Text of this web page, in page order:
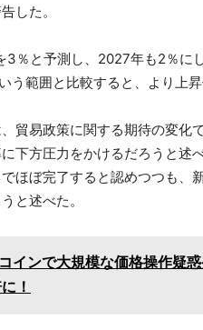
した。
％と予測し、2027年も2％に
範囲と比較すると、より上昇
貿易政策に関する期待の変化
下方圧力をかけるだろうと述
ほぼ完了すると認めつつも、
と述べた。
インで大規模な価格操作疑
！